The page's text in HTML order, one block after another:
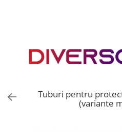
ASA
Tuburi pentru
(variante